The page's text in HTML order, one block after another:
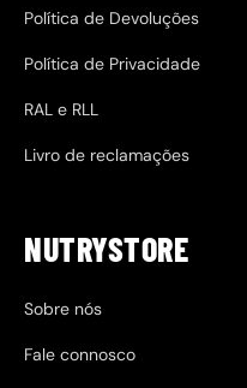
Política de Devoluções
Política de Privacidade
RAL e RLL
Livro de reclamações
NUTRYSTORE
Sobre nós
Fale connosco